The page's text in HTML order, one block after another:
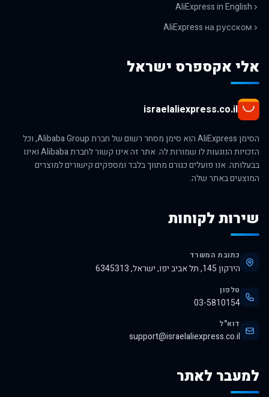
AliExpress in English
AliExpress на русском
אלי אקספרס ישראל
israelaliexpress.co.il
הסימן AliExpress הוא סימן מסחר רשום של חברת Alibaba Group, וכל
הזכויות הנוגעות לו שמורות לה. אתר זה אינו קשור לחברת Alibaba ואינו
בבעלותה. אנו פועלים כגורם מתווך בלבד ומספקים קישורים למוצרים
המוצעים באתר שלה.
שירות לקוחות
כתובת המשרד
הירקון 145, תל אביב יפו, ישראל, 6345313
טלפון
03-5810154
דוא"ל
support@israelaliexpress.co.il
למעבר לאתר
לרכישה באלי אקספרס